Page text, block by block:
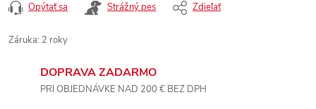
Opýtať sa Strážný pes Zdieľať
Záruka: 2 roky
DOPRAVA ZADARMO
PRI OBJEDNÁVKE NAD 200 € BEZ DPH